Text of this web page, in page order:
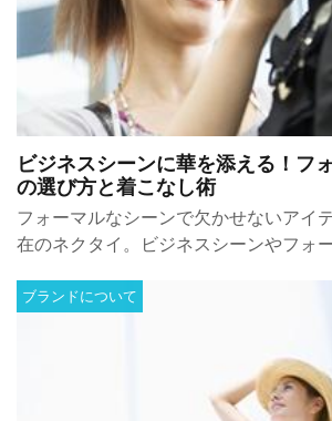
ビジネスシーンに華を添える！フ
の選び方と着こなし術
フォーマルなシーンで欠かせないアイ
在のネクタイ。ビジネスシーンやフォ
ブランドについて